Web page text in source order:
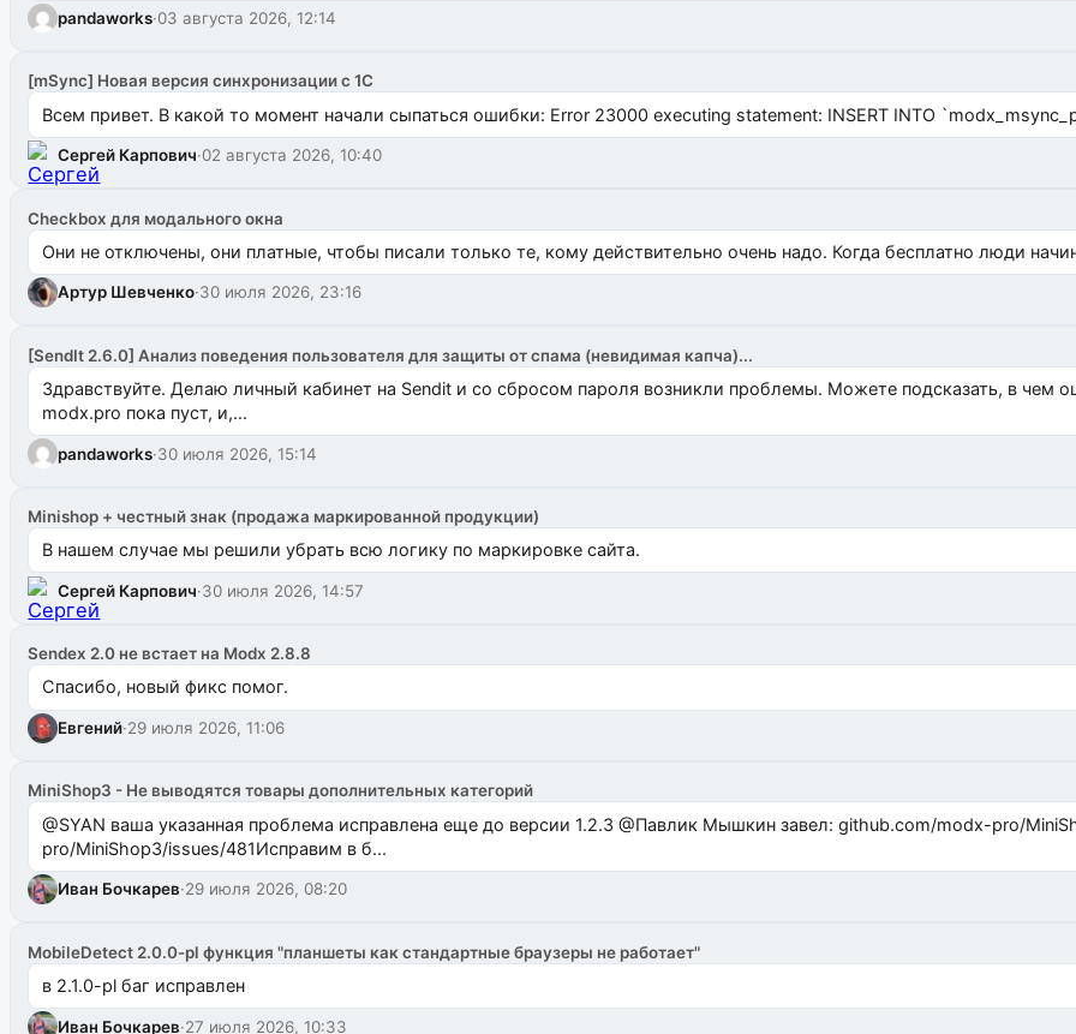
pandaworks·03 августа 2026, 12:14
[mSync] Новая версия синхронизации с 1С
Всем привет. В какой то момент начали сыпаться ошибки: Error 23000 executing statement: INSERT INTO
Сергей Карпович·02 августа 2026, 10:40
Checkbox для модального окна
Они не отключены, они платные, чтобы писали только те, кому действительно очень надо. Когда бесплатно люди
Артур Шевченко·30 июля 2026, 23:16
[SendIt 2.6.0] Анализ поведения пользователя для защиты от спама (невидимая капча)...
Здравствуйте. Делаю личный кабинет на Sendit и со сбросом пароля возникли проблемы. Можете подсказать, в чем
modx.pro пока пуст, и,...
pandaworks·30 июля 2026, 15:14
Minishop + честный знак (продажа маркированной продукции)
В нашем случае мы решили убрать всю логику по маркировке сайта.
Сергей Карпович·30 июля 2026, 14:57
Sendex 2.0 не встает на Modx 2.8.8
Спасибо, новый фикс помог.
Евгений·29 июля 2026, 11:06
MiniShop3 - Не выводятся товары дополнительных категорий
@SYAN ваша указанная проблема исправлена еще до версии 1.2.3 @Павлик Мышкин завел: github.com/modx-pro/MiniShop3/issues/480 github.com/modx-
pro/MiniShop3/issues/481Исправим в б...
Иван Бочкарев·29 июля 2026, 08:20
MobileDetect 2.0.0-pl функция "планшеты как стандартные браузеры не работает"
в 2.1.0-pl баг исправлен
Иван Бочкарев·27 июля 2026, 10:33